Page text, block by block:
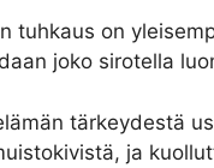
tuhkaus on
joko sirotella
tärkeydestä
ja